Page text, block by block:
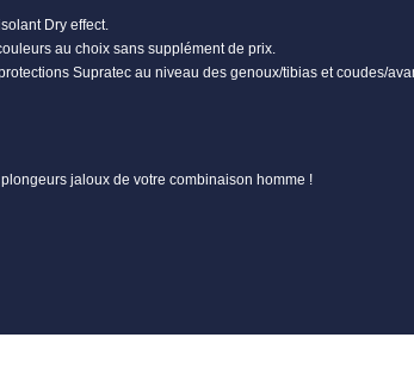
Dry effect.
au choix sans supplément de prix.
Supratec au niveau des genoux/tibias et coudes/
jaloux de votre combinaison homme !